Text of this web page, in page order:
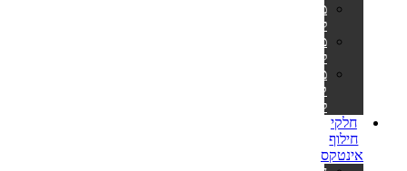
משחקים
לבריכה
משאבות
לניפוח
מזרוני
קמפינג
לאירוח
חלקי
חילוף
אינטקס